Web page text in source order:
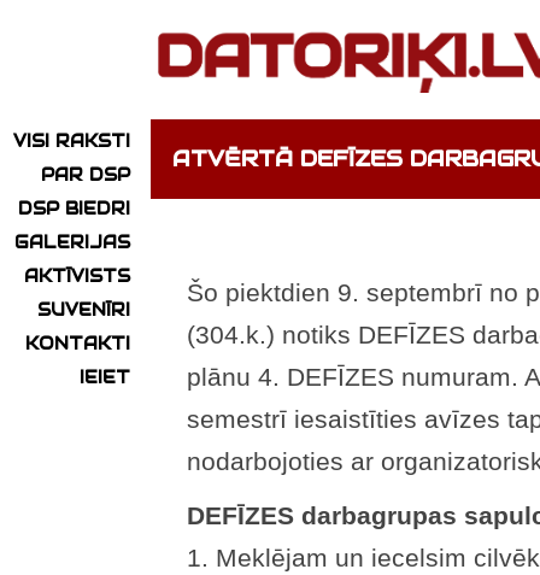
VISI RAKSTI
PAR DSP
DSP BIEDRI
GALERIJAS
AKTĪVISTS
SUVENĪRI
KONTAKTI
IEIET
ATVĒRTĀ DEFĪZES
Šo piektdien 9. septembrī no
(304.k.) notiks DEFĪZES
plānu 4. DEFĪZES numuram.
semestrī iesaistīties avīzes
nodarbojoties ar
DEFĪZES darbagrupas
1. Meklējam un iecelsim